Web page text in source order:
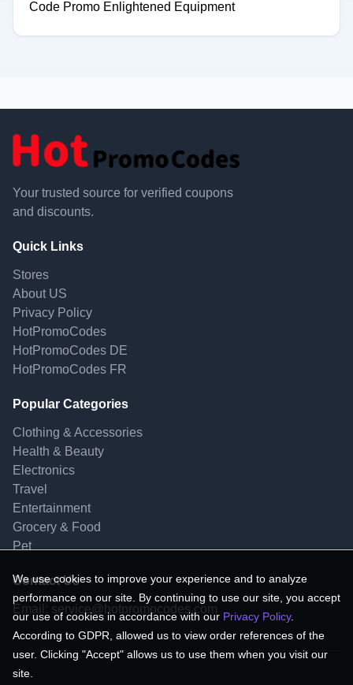
Code Promo Enlightened Equipment
Your trusted source for verified coupons
and discounts.
Quick Links
Stores
About US
Privacy Policy
HotPromoCodes
HotPromoCodes DE
HotPromoCodes FR
Popular Categories
Clothing & Accessories
Health & Beauty
Electronics
Travel
Entertainment
Grocery & Food
Pet
Contact Us
Email: service@hotpromocodes.com
We use cookies to improve your experience and to analyze
performance on our site. By continuing to use our site, you accept
our use of cookies in accordance with our Privacy Policy.
According to GDPR, allowed us to view order references of the
user. Clicking "Accept" allows us to use them when you visit our
site.